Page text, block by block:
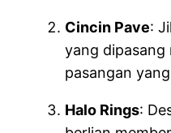
Cincin Pave:
yang dipasang
pasangan
Halo Rings: